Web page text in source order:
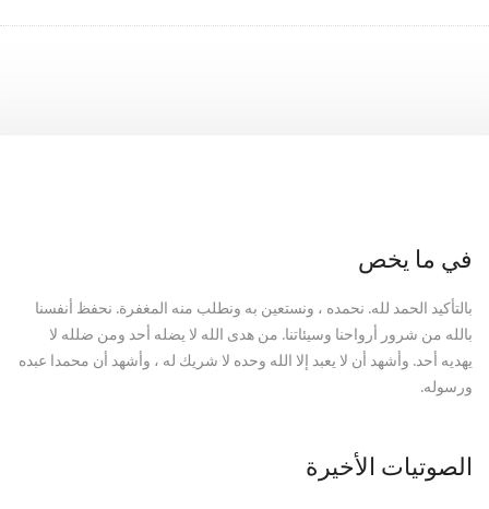
في ما يخص
بالتأكيد الحمد لله. نحمده ، ونستعين به ونطلب منه المغفرة. نحفظ أنفسنا
بالله من شرور أرواحنا وسيئاتنا. من هدى الله لا يضله أحد ومن ضلله لا
يهديه أحد. وأشهد أن لا يعبد إلا الله وحده لا شريك له ، وأشهد أن محمدا عبده
ورسوله.
الصوتيات الأخيرة